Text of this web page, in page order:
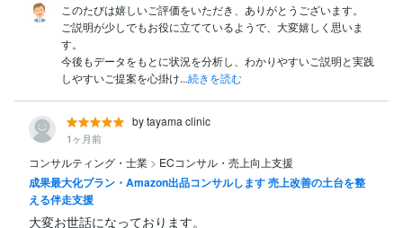
このたびは嬉しいご評価をいただき、ありがとうございます。
ご説明が少しでもお役に立てているようで、大変嬉しく思いま
す。
今後もデータをもとに状況を分析し、わかりやすいご説明と実践
しやすいご提案を心掛け...続きを読む
by tayama clinic
1ヶ月前
コンサルティング・士業 > ECコンサル・売上向上支援
成果最大化プラン・Amazon出品コンサルします 売上改善の土台を整
える伴走支援
大変お世話になっております。